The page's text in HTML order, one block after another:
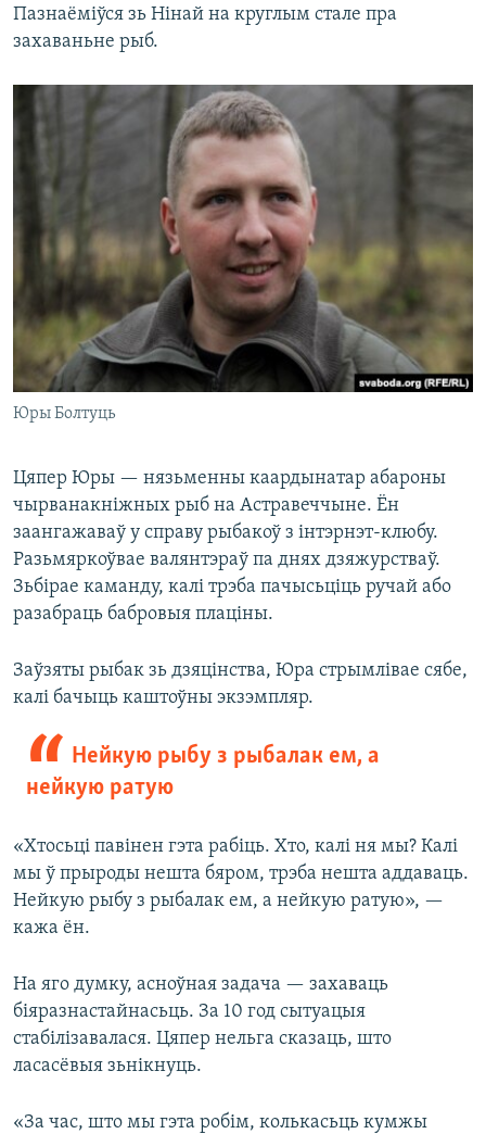
Пазнаёміўся зь Нінай на круглым стале пра
захаваньне рыб.
Юры Болтуць
Цяпер Юры — нязьменны каардынатар абароны
чырванакніжных рыб на Астравеччыне. Ён
заангажаваў у справу рыбакоў з інтэрнэт-клюбу.
Разьмяркоўвае валянтэраў па днях дзяжурстваў.
Зьбірае каманду, калі трэба пачысьціць ручай або
разабраць бабровыя плаціны.
Заўзяты рыбак зь дзяцінства, Юра стрымлівае сябе,
калі бачыць каштоўны экзэмпляр.
Нейкую рыбу з рыбалак ем, а
нейкую ратую
«Хтосьці павінен гэта рабіць. Хто, калі ня мы? Калі
мы ў прыроды нешта бяром, трэба нешта аддаваць.
Нейкую рыбу з рыбалак ем, а нейкую ратую», —
кажа ён.
На яго думку, асноўная задача — захаваць
біяразнастайнасьць. За 10 год сытуацыя
стабілізавалася. Цяпер нельга сказаць, што
ласасёвыя зьнікнуць.
«За час, што мы гэта робім, колькасьць кумжы